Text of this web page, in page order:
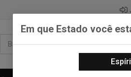
Em que Estado você